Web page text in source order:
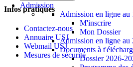
Admission
Admission en ligne au
M'inscrire
Mon Dossier
Admission en ligne au
Documents à
Dossier 2026-
Infos pratiques
Contactez-nous
Annuaire USJ
Webmail USJ
Mesures de sécurité